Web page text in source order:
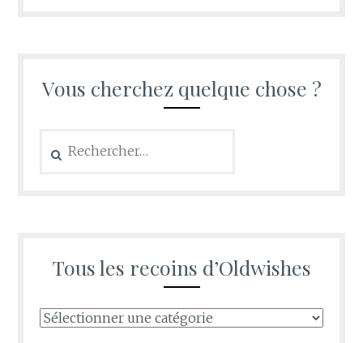
Vous cherchez quelque chose ?
Tous les recoins d’Oldwishes
Tous